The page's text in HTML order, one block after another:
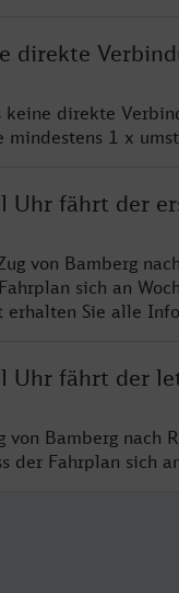
direkte
direkte
mindestens 1 x
Uhr fährt der
von Bamberg
sich an
erhalten Sie alle
Uhr fährt der
von Bamberg nach
der Fahrplan sich